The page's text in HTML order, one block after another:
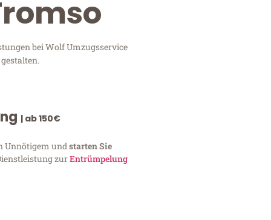
bei Wolf Umzugsservice
| ab 150€
Unnötigem undstarten Sie
zurEntrümpelung